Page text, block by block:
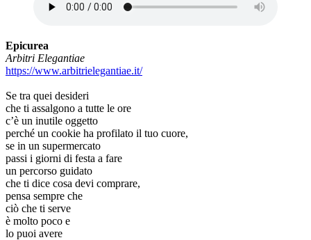
Epicurea
Arbitri Elegantiae
https://www.arbitrielegantiae.it/
Se tra quei desideri
che ti assalgono a tutte le ore
c’è un inutile oggetto
perché un cookie ha profilato il tuo cuore,
se in un supermercato
passi i giorni di festa a fare
un percorso guidato
che ti dice cosa devi comprare,
pensa sempre che
ciò che ti serve
è molto poco e
lo puoi avere